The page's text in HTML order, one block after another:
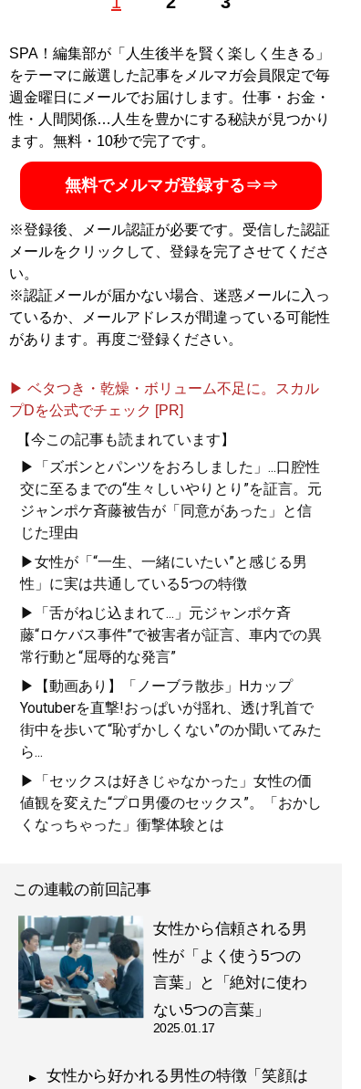
ンズ化粧品「ISIKI」開発ディレクター。オフィシャルサ
「みなこの圧倒的モテ男TV」は開設1年半で総再生数が
5000万回を突破（Xアカウント:
@sekiguchiminako）
『気遣いを恋と勘違いす
る男、優しさを愛と勘違
いする女 相手の本性を
見抜き、最高のベストパ
ートナーを見つける男と
女の心理ルール 』
「本当に自分に合うベス
トパートナー」を見抜く
全技術！
がる男、「最後の女」に
で学ぶ男と女の新・心理
大全』
気は転職活動？
記事一覧へ
SPA！編集部が「人生後半を賢く楽しく生きる」
をテーマに厳選した記事をメルマガ会員限定で毎
週金曜日にメールでお届けします。仕事・お金・
性・人間関係…人生を豊かにする秘訣が見つかり
ます。無料・10秒で完了です。
無料でメルマガ登録する⇒⇒
※登録後、メール認証が必要です。受信した認証
メールをクリックして、登録を完了させてくださ
い。
※認証メールが届かない場合、迷惑メールに入っ
ているか、メールアドレスが間違っている可能性
があります。再度ご登録ください。
▶ ベタつき・乾燥・ボリューム不足に。スカル
プDを公式でチェック [PR]
【今この記事も読まれています】
▶「ズボンとパンツをおろしました」...口腔性
交に至るまでの“生々しいやりとり”を証言。元
ジャンポケ斉藤被告が「同意があった」と信
じた理由
▶女性が「“一生、一緒にいたい”と感じる男
性」に実は共通している5つの特徴
▶「舌がねじ込まれて...」元ジャンポケ斉
藤“ロケバス事件”で被害者が証言、車内での異
常行動と“屈辱的な発言”
▶【動画あり】「ノーブラ散歩」Hカップ
Youtuberを直撃!おっぱいが揺れ、透け乳首で
街中を歩いて“恥ずかしくない”のか聞いてみた
ら...
▶「セックスは好きじゃなかった」女性の価
値観を変えた“プロ男優のセックス”。「おかし
くなっちゃった」衝撃体験とは
この連載の前回記事
女性から信頼される男
性が「よく使う5つの
言葉」と「絶対に使わ
ない5つの言葉」
2025.01.17
女性から好かれる男性の特徴「笑顔は